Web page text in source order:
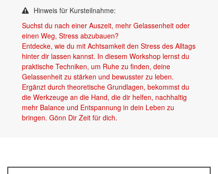
Hinweis für Kursteilnahme:
Suchst du nach einer Auszeit, mehr Gelassenheit oder
einen Weg, Stress abzubauen?
Entdecke, wie du mit Achtsamkeit den Stress des Alltags
hinter dir lassen kannst. In diesem Workshop lernst du
praktische Techniken, um Ruhe zu finden, deine
Gelassenheit zu stärken und bewusster zu leben.
Ergänzt durch theoretische Grundlagen, bekommst du
die Werkzeuge an die Hand, die dir helfen, nachhaltig
mehr Balance und Entspannung in dein Leben zu
bringen. Gönn Dir Zeit für dich.